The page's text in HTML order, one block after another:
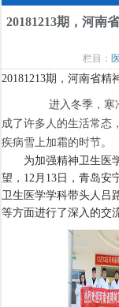
20181213期，河南
栏目：
20181213期，河南省
进入冬季，寒冷
成了许多人的生活常态
疾病雪上加霜的时节。
为加强精神卫生医学
望，12月13日，青岛安
卫生医学学科带头人吕
等方面进行了深入的交